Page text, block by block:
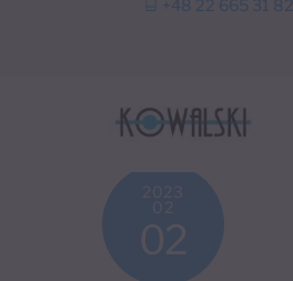
+48 22 665 31 82
2023
02
02